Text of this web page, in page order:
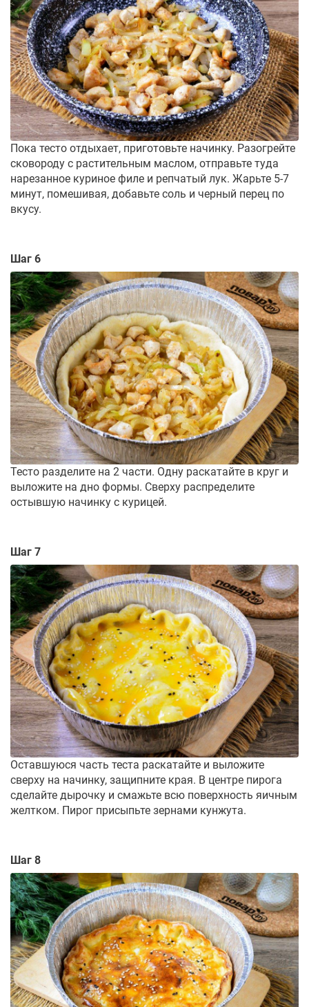
Пока тесто отдыхает, приготовьте начинку. Разогрейте
сковороду с растительным маслом, отправьте туда
нарезанное куриное филе и репчатый лук. Жарьте 5-7
минут, помешивая, добавьте соль и черный перец по
вкусу.
Шаг 6
Тесто разделите на 2 части. Одну раскатайте в круг и
выложите на дно формы. Сверху распределите
остывшую начинку с курицей.
Шаг 7
Оставшуюся часть теста раскатайте и выложите
сверху на начинку, защипните края. В центре пирога
сделайте дырочку и смажьте всю поверхность яичным
желтком. Пирог присыпьте зернами кунжута.
Шаг 8